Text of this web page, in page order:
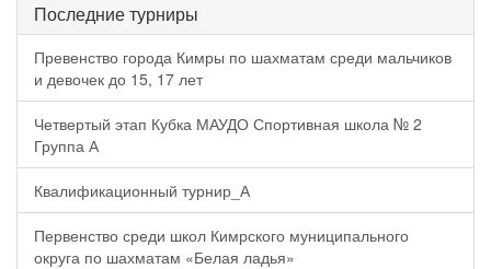
Последние турниры
Превенство города Кимры по шахматам среди мальчиков
и девочек до 15, 17 лет
Четвертый этап Кубка МАУДО Спортивная школа № 2
Группа А
Квалификационный турнир_А
Первенство среди школ Кимрского муниципального
округа по шахматам «Белая ладья»